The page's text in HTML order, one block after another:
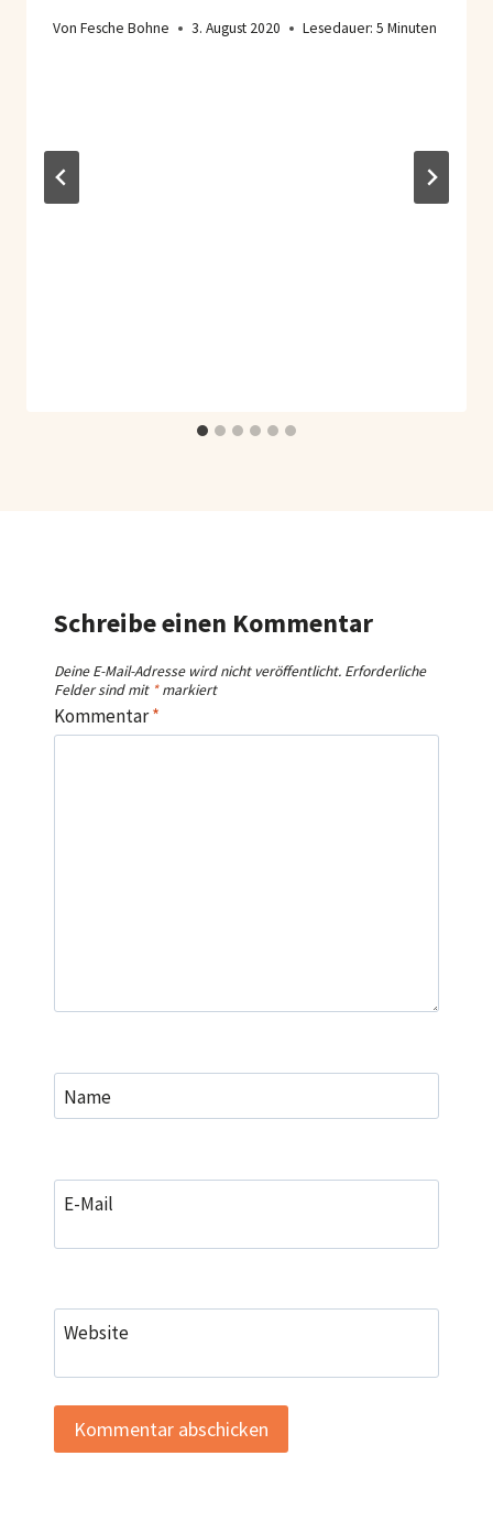
Von Fesche Bohne 3. August 2020 Lesedauer: 5Minuten
Schreibe einen Kommentar
Deine E-Mail-Adresse wird nicht veröffentlicht. Erforderliche
Felder sind mit *markiert
Kommentar*
Name
E-Mail
Website